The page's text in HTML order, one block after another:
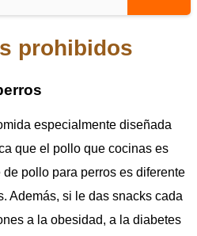
prohibidos
especialmente diseñada
que el pollo que cocinas es
pollo para perros es diferente
Además, si le das snacks cada
a la obesidad, a la diabetes